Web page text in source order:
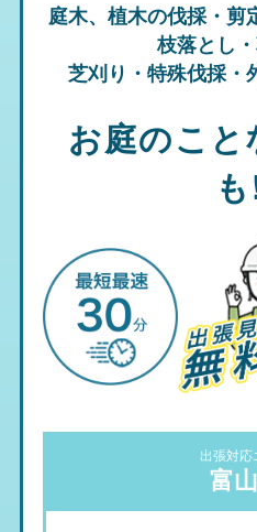
庭木、植木の伐採・剪
枝落とし
芝刈り・特殊伐採・
お庭のこ
出張対応
富